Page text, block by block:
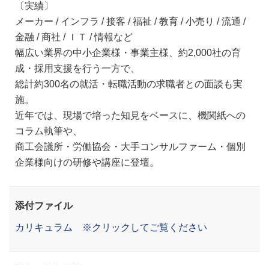
〔実績〕
メーカー / インフラ / 接客 / 福祉 / 教育 / 小売り / 流通 /
金融 / 商社 / ＩＴ / 情報など
幅広い業界の中小企業様・事業主様、約2,000社の育
成・採用支援を行う一方で、
総計約300名の就活・転職活動の求職者との面談も実
施。
近年では、現場で培った知見をベースに、機関紙への
コラム執筆や、
商工会議所・労働協会・大手コンサルファーム・個別
企業様向けの研修や講座に登壇。
添付ファイル
カリキュラム ※クリックしてご覧ください